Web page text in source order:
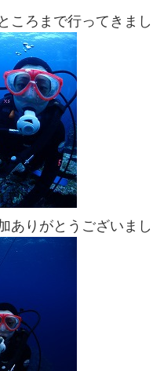
ころまで行ってきま
ありがとうございま